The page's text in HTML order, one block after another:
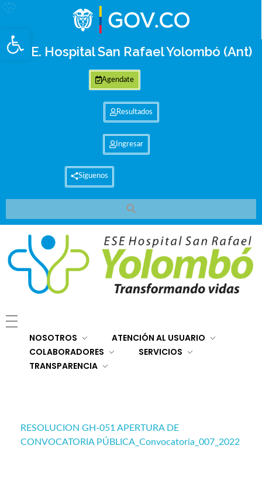
Abrir barra de herramientas
E.S.E. Hospital San Rafael Yolombó (Ant)
Agendate
Resultados
Ingresar
Síguenos
NOSOTROS
ATENCIÓN AL USUARIO
COLABORADORES
SERVICIOS
TRANSPARENCIA
RESOLUCION GH-051 APERTURA DE
CONVOCATORIA PÚBLICA_Convocatoria_007_2022